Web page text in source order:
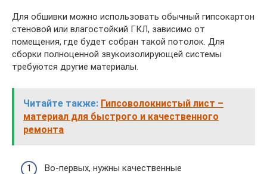
Для обшивки можно использовать обычный гипсокартон
стеновой или влагостойкий ГКЛ, зависимо от
помещения, где будет собран такой потолок. Для
сборки полноценной звукоизолирующей системы
требуются другие материалы.
Читайте также: Гипсоволокнистый лист –
материал для быстрого и качественного
ремонта
Во-первых, нужны качественные